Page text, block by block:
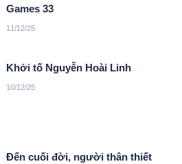
Games 33
11/12/25
Khởi tố Nguyễn Hoài Linh
10/12/25
Đến cuối đời, người thân thiết